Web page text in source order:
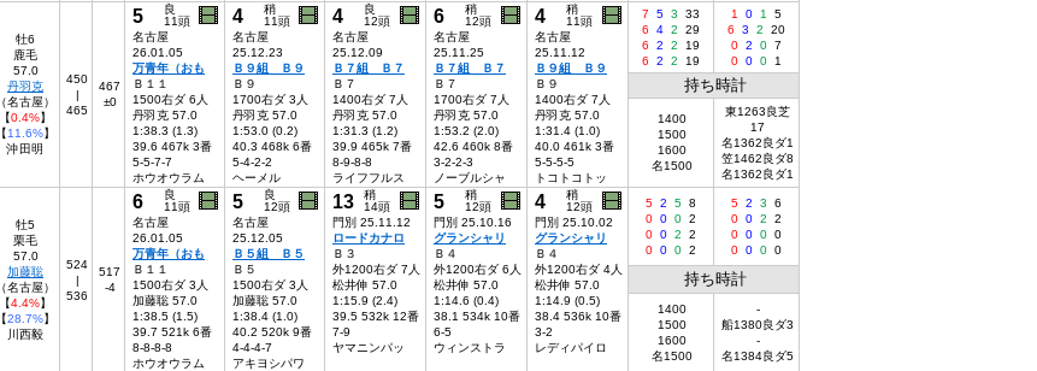
牡6
鹿毛
57.0
丹羽克
（名古屋）
【0.4%】
【11.6%】
沖田明
450
|
465
467
±0
5
良
11頭
名古屋
26.01.05
万青年（おも
Ｂ１１
1500右ダ 6人
丹羽克 57.0
1:38.3 (1.3)
39.6 467k 3番
5-5-7-7
ホウオウラム
4
稍
11頭
名古屋
25.12.23
Ｂ９組 Ｂ９
Ｂ９
1700右ダ 3人
丹羽克 57.0
1:53.0 (0.2)
40.3 468k 6番
5-4-2-2
ヘーメル
4
良
12頭
名古屋
25.12.09
Ｂ７組 Ｂ７
Ｂ７
1400右ダ 7人
丹羽克 57.0
1:31.3 (1.2)
39.9 465k 7番
8-9-8-8
ライフフルス
6
稍
12頭
名古屋
25.11.25
Ｂ７組 Ｂ７
Ｂ７
1700右ダ 7人
丹羽克 57.0
1:53.2 (2.0)
42.6 460k 8番
3-2-2-3
ノーブルシャ
4
稍
11頭
名古屋
25.11.12
Ｂ９組 Ｂ９
Ｂ９
1400右ダ 7人
丹羽克 57.0
1:31.4 (1.0)
40.0 461k 3番
5-5-5-5
トコトコトッ
7 5 3
33
6
4 2
29
6
2 2
19
6
2 2 19
1 0 1
5
6
3 2
20
0 2 0 7
0 0 0 1
持ち時計
1400
1500
1600
名1500
東1263良芝
17
名1362良ダ1
笠1462良ダ8
名1362良ダ1
牡5
栗毛
57.0
加藤聡
（名古屋）
【4.4%】
【28.7%】
川西毅
524
|
536
517
-4
6
良
11頭
名古屋
26.01.05
万青年（おも
Ｂ１１
1500右ダ 3人
加藤聡 57.0
1:38.5 (1.5)
39.7 521k 6番
8-8-8-8
ホウオウラム
5
良
12頭
名古屋
25.12.05
Ｂ５組 Ｂ５
Ｂ５
1500右ダ 3人
加藤聡 57.0
1:38.4 (1.0)
40.2 520k 9番
4-4-4-7
アキヨシパワ
13
稍
14頭
門別 25.11.12
ロードカナロ
Ｂ３
外1200右ダ 7人
松井伸 57.0
1:15.9 (2.4)
39.5 532k 12番
7-9
ヤマニンパッ
5
稍
12頭
門別 25.10.16
グランシャリ
Ｂ４
外1200右ダ 6人
松井伸 57.0
1:14.6 (0.4)
38.1 534k 10番
6-5
ウィンストラ
4
稍
12頭
門別 25.10.02
グランシャリ
Ｂ４
外1200右ダ 4人
松井伸 57.0
1:14.9 (0.5)
38.4 536k 10番
3-2
レディパイロ
5 2 5 8
0 0 0 2
0 0 2
2
0 0 0 2
5 2 3
6
0 0 2
2
0 0 0 0
0 0 0 0
持ち時計
1400
1500
1600
名1500
-
船1380良ダ3
-
名1384良ダ5